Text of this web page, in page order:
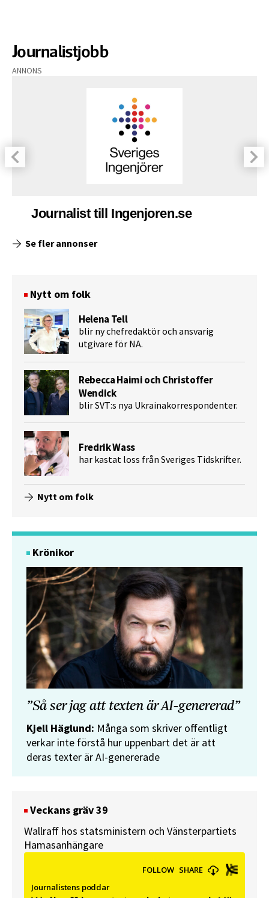
Journalistjobb
ANNONS
Journalist till Ingenjoren.se
Se fler annonser
Nytt om folk
Helena Tell
blir ny chefredaktör och ansvarig
utgivare för NA.
Rebecca Haimi och Christoffer
Wendick
blir SVT:s nya Ukrainakorrespondenter.
Fredrik Wass
har kastat loss från Sveriges Tidskrifter.
Nytt om folk
Krönikor
”Så ser jag att texten är AI-genererad”
Kjell Häglund: Många som skriver offentligt
verkar inte förstå hur uppenbart det är att
deras texter är AI-genererade
Veckans gräv 39
Wallraff hos statsministern och Vänsterpartiets
Hamasanhängare